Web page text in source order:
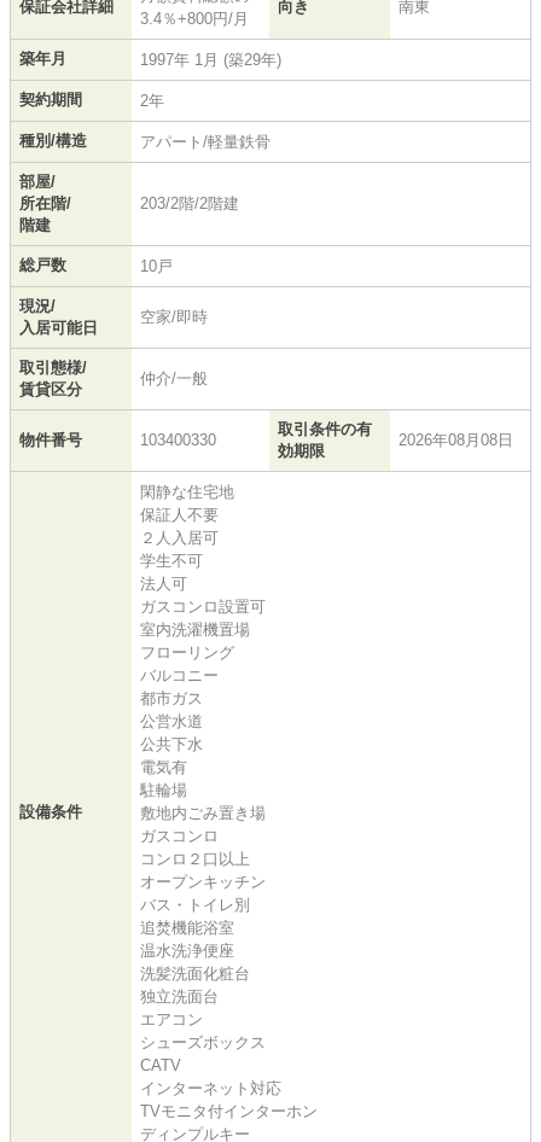
保証会社詳細
3.4％+800円/月
向き 南東
築年月 1997年 1月 (築29年)
契約期間 2年
種別/構造 アパート/軽量鉄骨
部屋/
所在階/
階建
203/2階/2階建
総戸数 10戸
現況/
入居可能日
空家/即時
取引態様/
賃貸区分
仲介/一般
物件番号 103400330
取引条件の有
効期限
2026年08月08日
設備条件
閑静な住宅地
保証人不要
２人入居可
学生不可
法人可
ガスコンロ設置可
室内洗濯機置場
フローリング
バルコニー
都市ガス
公営水道
公共下水
電気有
駐輪場
敷地内ごみ置き場
ガスコンロ
コンロ２口以上
オープンキッチン
バス・トイレ別
追焚機能浴室
温水洗浄便座
洗髪洗面化粧台
独立洗面台
エアコン
シューズボックス
CATV
インターネット対応
TVモニタ付インターホン
ディンプルキー